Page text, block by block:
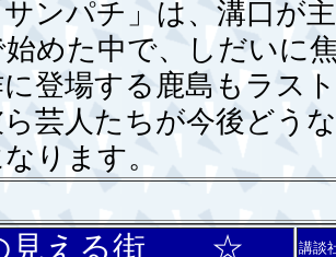
ンパチ」は、溝口が
始めた中で、しだいに
登場する鹿島もラス
芸人たちが今後どう
ります。
見える街 ☆ 講談